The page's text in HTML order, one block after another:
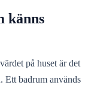
känns
på huset är det
Ett badrum används